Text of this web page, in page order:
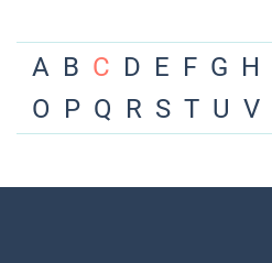
A B C D E F G H
O P Q R S T U V